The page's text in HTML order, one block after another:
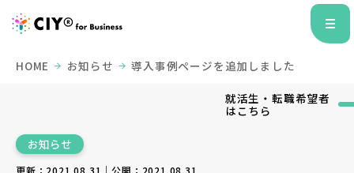
HOME お知らせ 導入事例ページを追加しました
就活生・転職希望者
はこちら
お知らせ